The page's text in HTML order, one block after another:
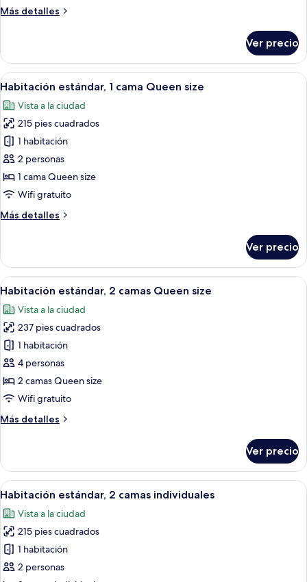
size,
para
personas
discapacitadas
Más detalles
Más
estándar,
cama
size,
con
acceso
para
personas
discapacitadas
Ver precio
Abrir
todas
las
fotos
de
Habitación
estándar,
1
Queen
Una habitación de hotel con cama,
12
Habitación estándar, 1 cama Queen size
Vista a la ciudad
215 pies cuadrados
1 habitación
2 personas
1 cama Queen size
Wifi gratuito
Más detalles
Más
estándar,
cama
size
Ver precio
Abrir
todas
las
fotos
de
Habitación
estándar,
2
Queen
Una habitación de hotel moderna
8
Habitación estándar, 2 camas Queen size
Vista a la ciudad
237 pies cuadrados
1 habitación
4 personas
2 camas Queen size
Wifi gratuito
Más detalles
Más
estándar,
camas
size
Ver precio
Abrir
todas
las
fotos
de
Habitación
Una habitación de hotel moderna
8
Habitación estándar, 2 camas individuales
Vista a la ciudad
215 pies cuadrados
1 habitación
2 personas